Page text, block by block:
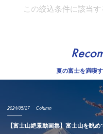
この絞込条件に該当
夏の富士を満喫
2024/05/27 Column
【富士山絶景動画集】富士山を眺